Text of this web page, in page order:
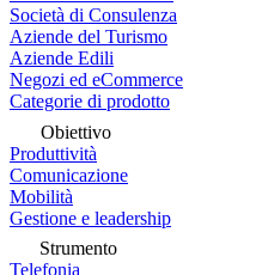
Società di Consulenza
Aziende del Turismo
Aziende Edili
Negozi ed eCommerce
Categorie di prodotto
Obiettivo
Produttività
Comunicazione
Mobilità
Gestione e leadership
Strumento
Telefonia